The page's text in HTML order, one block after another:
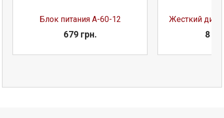
Блок питания A-60-12
679 грн.
Жесткий диск
8